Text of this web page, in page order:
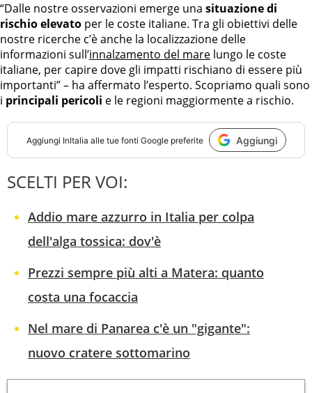
“Dalle nostre osservazioni emerge una situazione di
rischio elevato per le coste italiane. Tra gli obiettivi delle
nostre ricerche c’è anche la localizzazione delle
informazioni sull’innalzamento del mare lungo le coste
italiane, per capire dove gli impatti rischiano di essere più
importanti” – ha affermato l’esperto. Scopriamo quali sono
i principali pericoli e le regioni maggiormente a rischio.
Aggiungi InItalia alle tue fonti Google preferite Aggiungi
SCELTI PER VOI:
Addio mare azzurro in Italia per colpa
dell'alga tossica: dov'è
Prezzi sempre più alti a Matera: quanto
costa una focaccia
Nel mare di Panarea c'è un "gigante":
nuovo cratere sottomarino